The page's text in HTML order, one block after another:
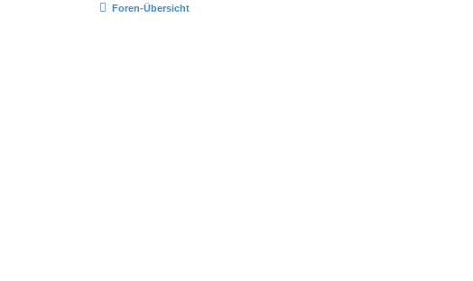
Foren-Übersicht